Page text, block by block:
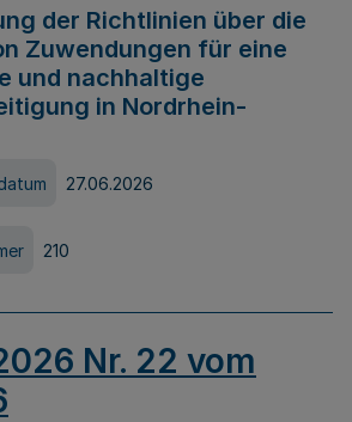
der Richtlinien über die
Zuwendungen für eine
und nachhaltige
in Nordrhein-
27.06.2026
210
Nr. 22 vom